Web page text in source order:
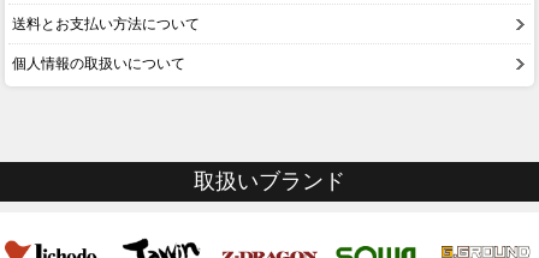
送料とお支払い方法について
個人情報の取扱いについて
取扱いブランド